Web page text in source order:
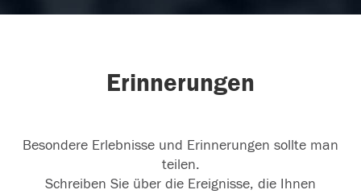
Erinnerungen
Besondere Erlebnisse und Erinnerungen sollte man
teilen.
Schreiben Sie über die Ereignisse, die Ihnen